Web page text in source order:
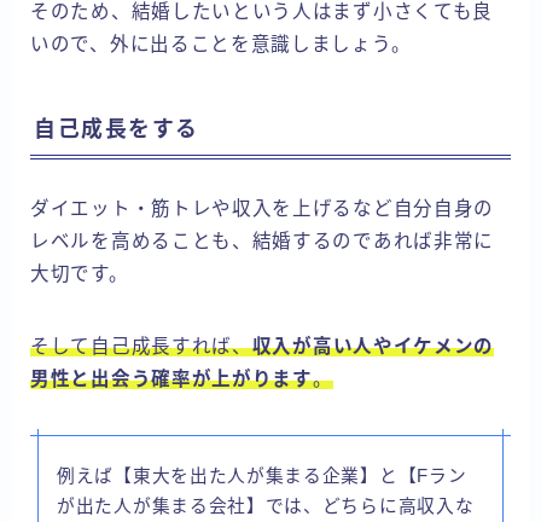
そのため、結婚したいという人はまず小さくても良
いので、外に出ることを意識しましょう。
自己成長をする
ダイエット・筋トレや収入を上げるなど自分自身の
レベルを高めることも、結婚するのであれば非常に
大切です。
そして自己成長すれば、収入が高い人やイケメンの
男性と出会う確率が上がります。
例えば【東大を出た人が集まる企業】と【Fラン
が出た人が集まる会社】では、どちらに高収入な